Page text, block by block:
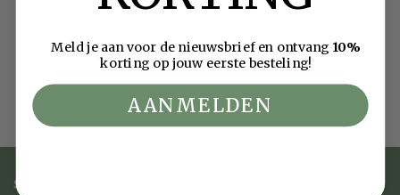
Snelle Links
Meld je aan voor de nieuwsbrief en ontvang 10%
korting op jouw eerste besteling!
AANMELDEN